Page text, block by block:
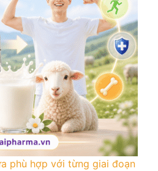
phù hợp với từng giai đoạn